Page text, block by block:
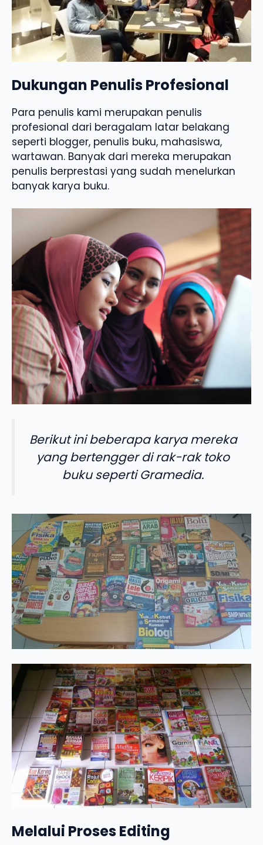
Dukungan Penulis Profesional
Para penulis kami merupakan penulis
profesional dari beragalam latar belakang
seperti blogger, penulis buku, mahasiswa,
wartawan. Banyak dari mereka merupakan
penulis berprestasi yang sudah menelurkan
banyak karya buku.
Berikut ini beberapa karya mereka
yang bertengger di rak-rak toko
buku seperti Gramedia.
Melalui Proses Editing